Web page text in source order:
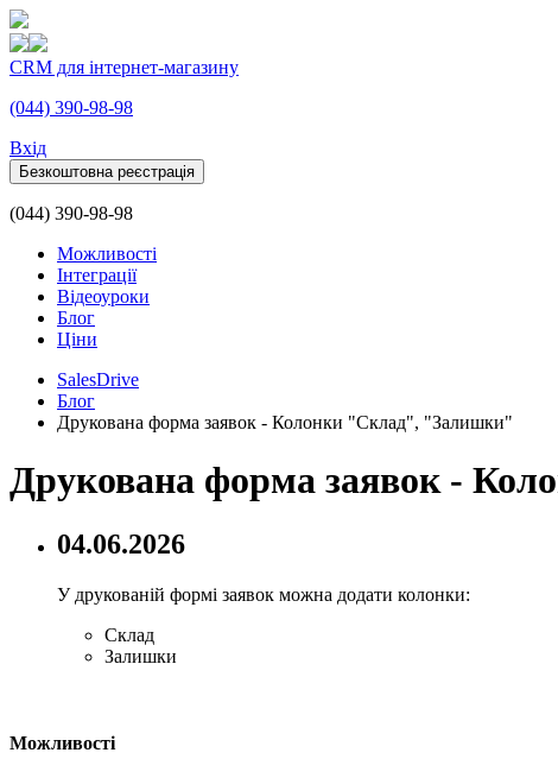
CRM для інтернет-магазину
(044) 390-98-98
Вхiд
Безкоштовна реєстрація
(044) 390-98-98
Можливості
Інтеграції
Відеоуроки
Блог
Ціни
SalesDrive
Блог
Друкована форма заявок - Колонки "Склад", "Залишки"
Друкована форма заявок -
04.06.2026
У друкованій формі заявок можна додати колонки:
Склад
Залишки
Можливості